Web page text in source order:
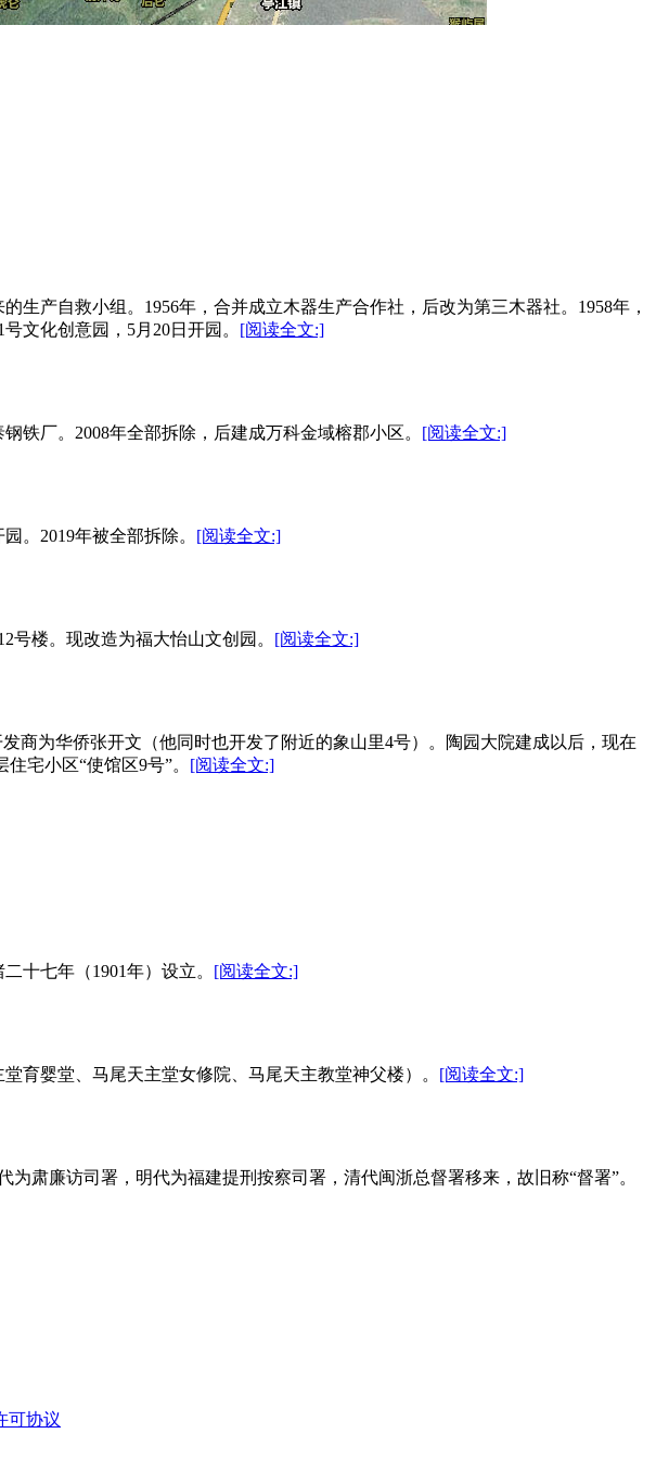
产自救小组。1956年，合并成立木器生产合作社，后改为第三木器社。1958年，
文化创意园，5月20日开园。 [阅读全文:]
铁厂。2008年全部拆除，后建成万科金域榕郡小区。 [阅读全文:]
。2019年被全部拆除。 [阅读全文:]
号楼。现改造为福大怡山文创园。 [阅读全文:]
商为华侨张开文（他同时也开发了附近的象山里4号）。陶园大院建成以后，现在
宅小区“使馆区9号”。 [阅读全文:]
十七年（1901年）设立。 [阅读全文:]
育婴堂、马尾天主堂女修院、马尾天主教堂神父楼）。 [阅读全文:]
肃廉访司署，明代为福建提刑按察司署，清代闽浙总督署移来，故旧称“督署”。
可协议